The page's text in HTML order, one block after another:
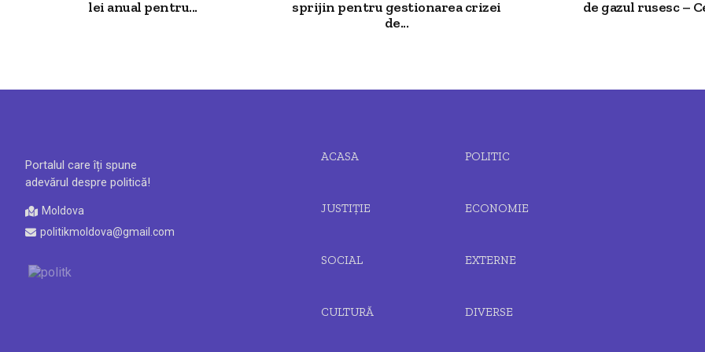
lei anual pentru...
sprijin pentru gestionarea crizei
de...
de gazul rusesc –
Portalul care îți spune
adevărul despre politică!
Moldova
politikmoldova@gmail.com
ACASA POLITIC
JUSTIȚIE ECONOMIE
SOCIAL EXTERNE
CULTURĂ DIVERSE